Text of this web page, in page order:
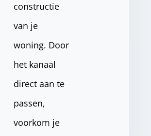
constructie
van je
woning. Door
het kanaal
direct aan te
passen,
voorkom je